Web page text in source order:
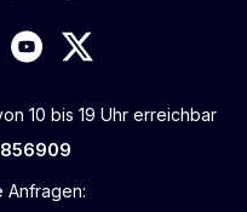
10 bis 19 Uhr erreichbar
Anfragen: